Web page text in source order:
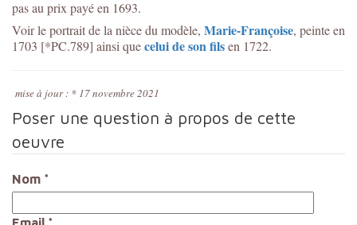
pas au prix payé en 1693.
Voir le portrait de la nièce du modèle, Marie-Françoise, peinte en
1703 [*PC.789] ainsi quecelui de son filsen 1722.
mise à jour : * 17 novembre 2021
Poser une question à propos de cette
oeuvre
Nom *